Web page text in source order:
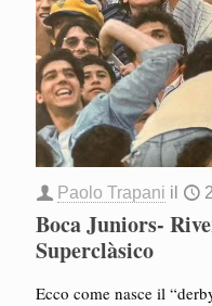
Paolo Trapani il
Boca Juniors-
Superclàsico
Ecco come nasce il